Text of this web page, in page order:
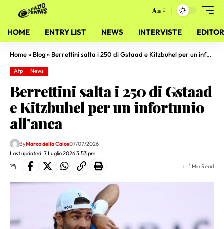
Aa
HOME ENTRY LIST NEWS INTERVISTE
Home» Blog» Berrettini salta i 250 di Gstaad e Kitzbuhel per un infortunio all’anca
Atp News
Berrettini salta i 250 di Gstaad
e Kitzbuhel per un infortunio
all’anca
Last updated: 7 Luglio 2026 3:53 pm
ByMarco della Calce07/07/2026
1 Min Read